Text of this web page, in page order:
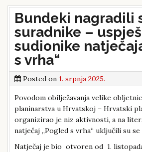
Bundeki nagradili
suradnike –
sudionike
s vrha“
Posted on 1. srpnja 2025.
Povodom obilježavanja velike
planinarstva u Hrvatskoj – Hrvatski
organizirao je niz aktivnosti, a na
natječaj „Pogled s vrha“ uključili su
Natječaj je bio otvoren od 1.